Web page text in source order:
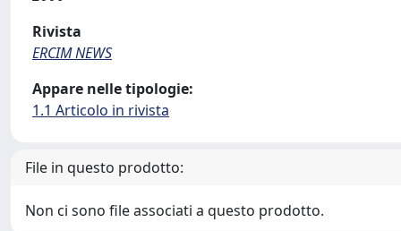
Rivista
ERCIM NEWS
Appare nelle tipologie:
1.1 Articolo in rivista
File in questo prodotto:
Non ci sono file associati a questo prodotto.